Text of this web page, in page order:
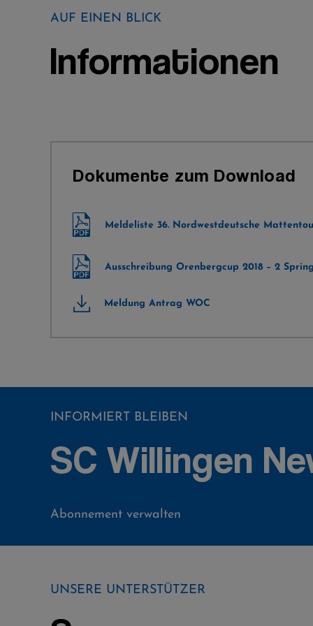
AUF EINEN BLICK
Informationen
Dokumente zum Download
Meldeliste 36. Nordwestdeutsche
Ausschreibung Orenbergcup 2018 – 2
Meldung Antrag WOC
INFORMIERT BLEIBEN
SC Willingen
Abonnement verwalten
UNSERE UNTERSTÜTZER